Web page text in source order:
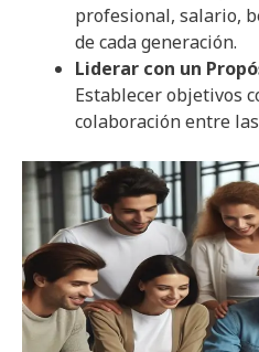
profesional, salario,
de cada generación.
Liderar con un
Establecer objetivos
colaboración entre